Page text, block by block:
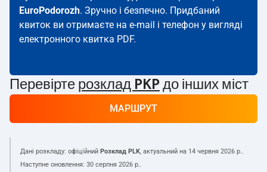
EuroPodorozh. Зручно і безпечно. Придбаний
квиток ви отримаєте на e-mail і телефон у вигляді
електронного квитка PDF.
Перевірте розклад PKP до інших міст
МАРШРУТ
Дані розкладу: офіційний Розклад PLK, актуальний на 14 червня 2026 р..
Наступне оновлення: 30 серпня 2026 р..